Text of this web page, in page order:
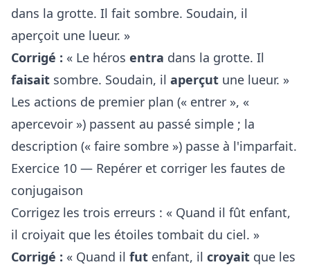
dans la grotte. Il fait sombre. Soudain, il
aperçoit une lueur. »
Corrigé : « Le héros entra dans la grotte. Il
faisait sombre. Soudain, il aperçut une lueur. »
Les actions de premier plan (« entrer », «
apercevoir ») passent au passé simple ; la
description (« faire sombre ») passe à l'imparfait.
Exercice 10 — Repérer et corriger les fautes de
conjugaison
Corrigez les trois erreurs : « Quand il fût enfant,
il croiyait que les étoiles tombait du ciel. »
Corrigé : « Quand il fut enfant, il croyait que les